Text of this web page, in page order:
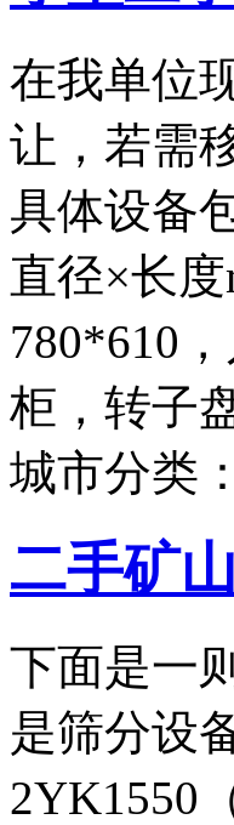
在我单位
让，若需
具体设备
直径×长
780*610
柜，转子
城市分类：
二手矿
下面是一
是筛分设
2YK1550